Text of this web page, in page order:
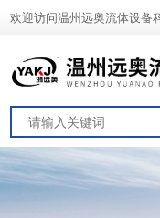
欢迎访问温州远奥流体设备